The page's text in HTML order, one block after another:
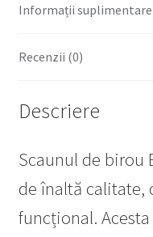
Informații suplimentare
Recenzii (0)
Descriere
Scaunul de birou
de înaltă calitate,
funcțional.